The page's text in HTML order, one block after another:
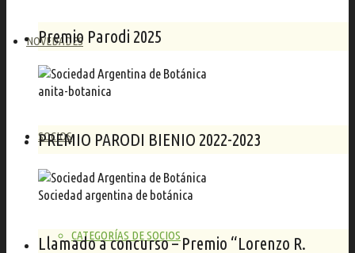
NOVEDADES
SOCIOS
CATEGORÍAS DE SOCIOS
Premio Parodi 2025
anita-botanica
PREMIO PARODI BIENIO 2022-2023
Sociedad argentina de botánica
Llamado a concurso – Premio “Lorenzo R.